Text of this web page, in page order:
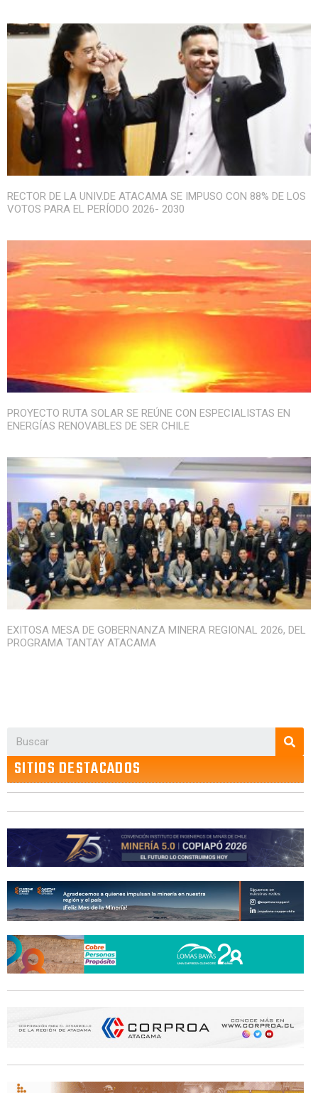
RECTOR DE LA UNIV.DE ATACAMA SE IMPUSO CON 88% DE LOS
VOTOS PARA EL PERÍODO 2026- 2030
PROYECTO RUTA SOLAR SE REÚNE CON ESPECIALISTAS EN
ENERGÍAS RENOVABLES DE SER CHILE
EXITOSA MESA DE GOBERNANZA MINERA REGIONAL 2026, DEL
PROGRAMA TANTAY ATACAMA
SITIOS DESTACADOS